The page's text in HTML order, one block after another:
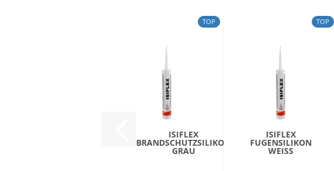
TOP
ISIFLEX
BRANDSCHUTZSILIKON
GRAU
TOP
ISIFLEX
FUGENSILIKON
WEISS